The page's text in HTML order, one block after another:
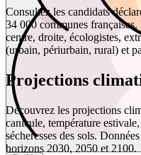
Consultez les candidats
34 000 communes
centre, droite, écologistes,
(urbain, périurbain, rural) et
Projections
Découvrez les projections
canicule, température
sécheresses des sols.
horizons 2030, 2050 et 2100.